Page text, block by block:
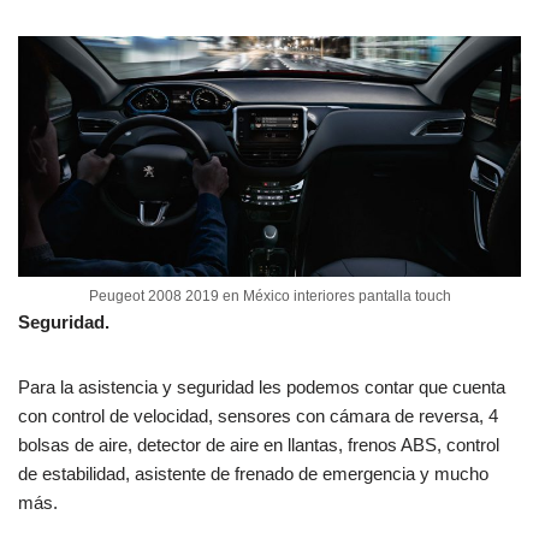
Peugeot 2008 2019 en México interiores pantalla touch
Seguridad.
Para la asistencia y seguridad les podemos contar que cuenta
con control de velocidad, sensores con cámara de reversa, 4
bolsas de aire, detector de aire en llantas, frenos ABS, control
de estabilidad, asistente de frenado de emergencia y mucho
más.